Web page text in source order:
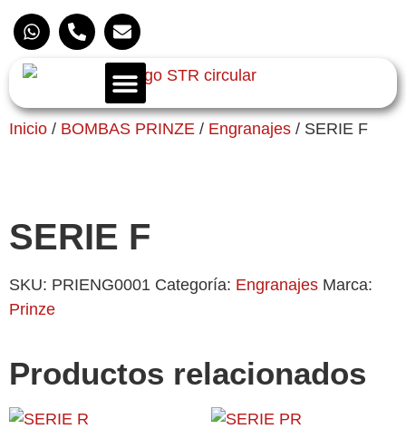
Inicio / BOMBAS PRINZE / Engranajes / SERIE F
SERIE F
SKU: PRIENG0001 Categoría: Engranajes Marca:
Prinze
Productos relacionados